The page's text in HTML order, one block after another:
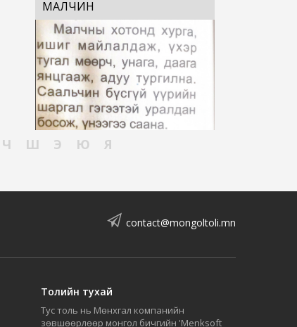
МАЛЧИН
Ч Ш Э Ю Я
contact@mongoltoli.mn
Толийн тухай
Тус толь нь Мөнхгал компанийн
зөвшөөрлөөр монгол бичгийн 'Menksoft